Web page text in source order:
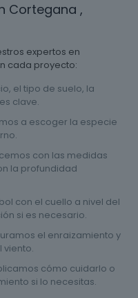
Cortegana ,
expertos en
cada proyecto:
el tipo de suelo, la
clave.
a escoger la especie
con las medidas
la profundidad
con el cuello a nivel del
si es necesario.
el enraizamiento y
viento.
cómo cuidarlo o
si lo necesitas.